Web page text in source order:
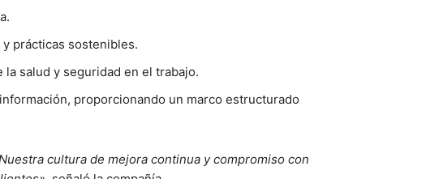
prácticas sostenibles.
salud y seguridad en el trabajo.
proporcionando un marco estructurado
cultura de mejora continua y compromiso con